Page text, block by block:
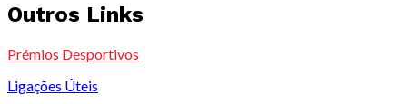
Outros Links
Prémios Desportivos
Ligações Úteis